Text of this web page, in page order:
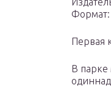
Формат:
Первая
В парке